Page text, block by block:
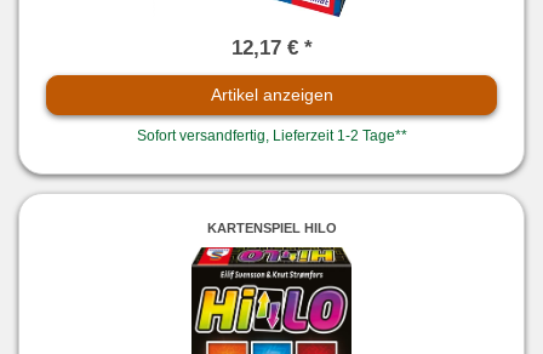
12,17 € *
Artikel anzeigen
Sofort versandfertig, Lieferzeit 1-2 Tage**
KARTENSPIEL HILO